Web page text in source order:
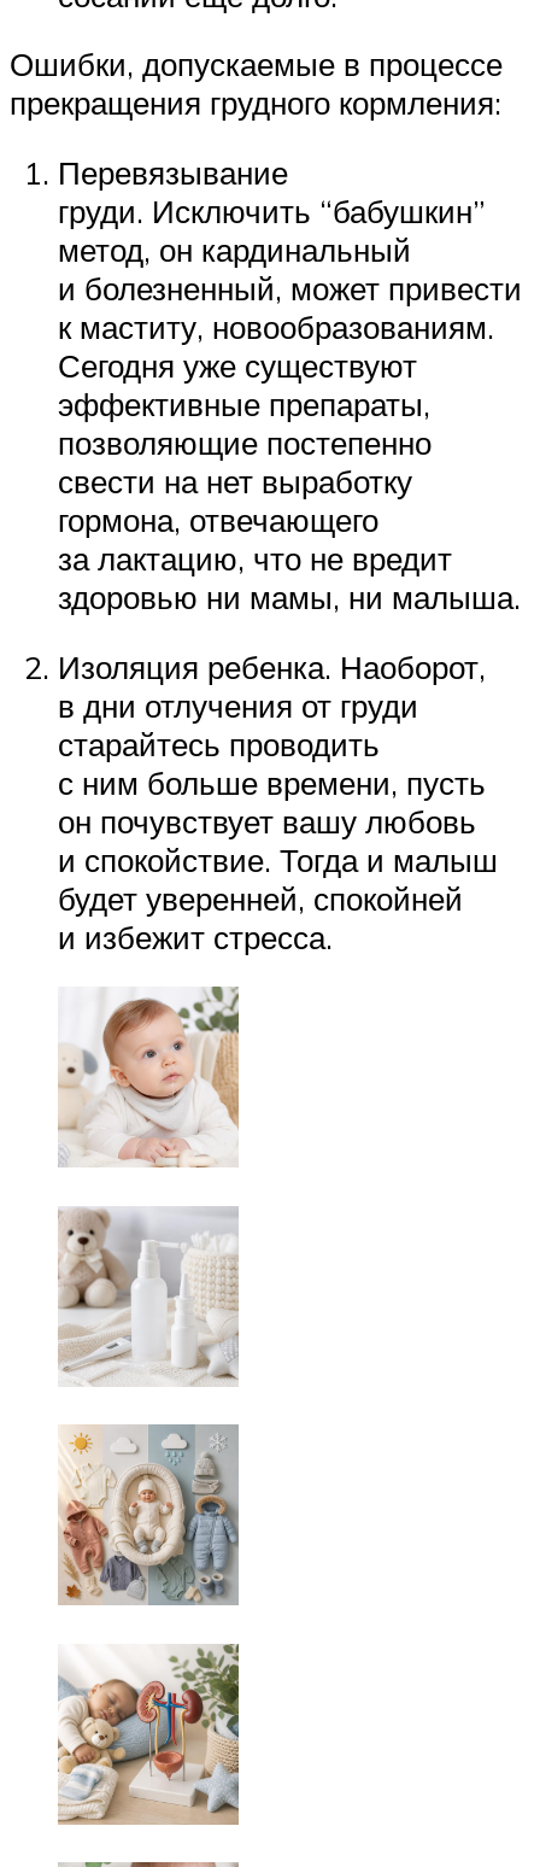
Ошибки, допускаемые в процессе
прекращения грудного кормления:
Перевязывание
груди. Исключить “бабушкин”
метод, он кардинальный
и болезненный, может привести
к маститу, новообразованиям.
Сегодня уже существуют
эффективные препараты,
позволяющие постепенно
свести на нет выработку
гормона, отвечающего
за лактацию, что не вредит
здоровью ни мамы, ни малыша.
Изоляция ребенка. Наоборот,
в дни отлучения от груди
старайтесь проводить
с ним больше времени, пусть
он почувствует вашу любовь
и спокойствие. Тогда и малыш
будет уверенней, спокойней
и избежит стресса.